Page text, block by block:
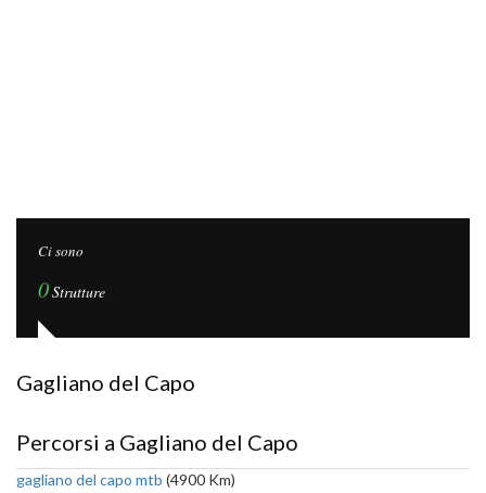
Ci sono
0Strutture
Gagliano del Capo
Percorsi a Gagliano del Capo
gagliano del capo mtb (4900 Km)